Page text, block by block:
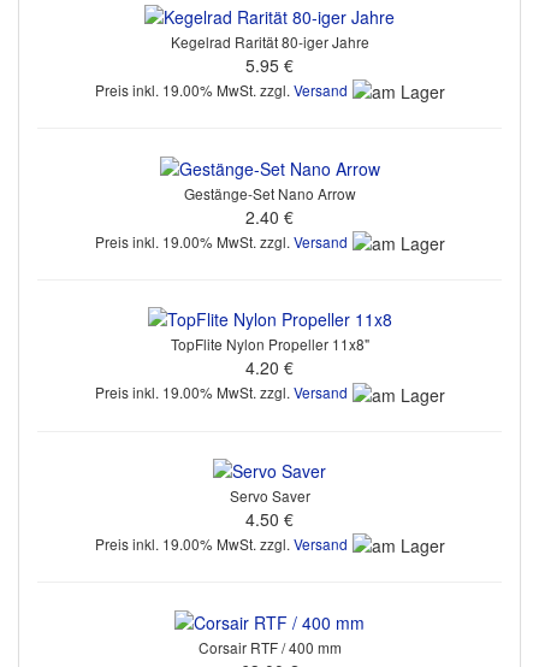
Kegelrad Rarität 80-iger Jahre
5.95 €
Preis inkl. 19.00% MwSt. zzgl. Versand
Gestänge-Set Nano Arrow
2.40 €
Preis inkl. 19.00% MwSt. zzgl. Versand
TopFlite Nylon Propeller 11x8"
4.20 €
Preis inkl. 19.00% MwSt. zzgl.Versand
Servo Saver
4.50 €
Preis inkl. 19.00% MwSt. zzgl. Versand
Corsair RTF / 400 mm